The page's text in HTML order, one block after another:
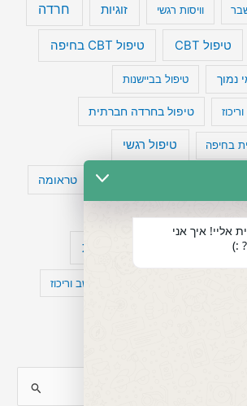
וויסות רגשי זוגיות חרדה
טיפול CBT טיפול CBT בחיפה
נמוך טיפול בביישנות
טיפול בחרדה חברתית
בחיפה טיפול רגשי
קשב טעויות חשיבה טראומה
קשב עיצות
קומורבידיות להפרעת קשב וריכוז
אליי! איך אני
:)